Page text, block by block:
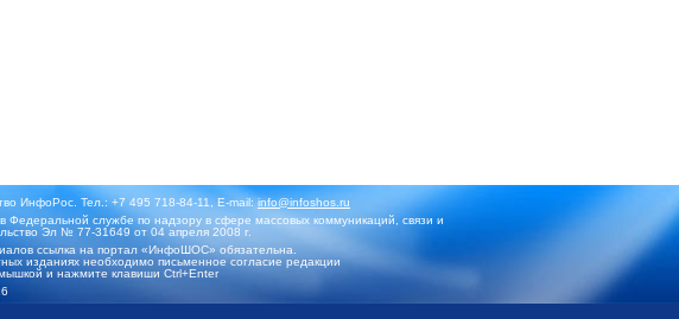
ИнфоРос. Тел.: +7 495 718-84-11, E-mail:info@infoshos.ru
службе по надзору в сфере массовых коммуникаций, связи и
Эл № 77-31649 от 04 апреля 2008 г.
ссылка на портал «ИнфоШОС» обязательна.
изданиях необходимо письменное согласие редакции
и нажмите клавиши Ctrl+Enter